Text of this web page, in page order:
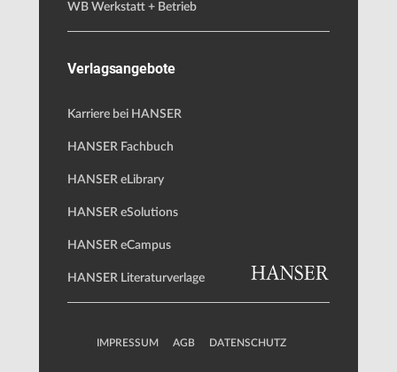
WB Werkstatt + Betrieb
Verlagsangebote
Karriere bei HANSER
HANSER Fachbuch
HANSER eLibrary
HANSER eSolutions
HANSER eCampus
HANSER Literaturverlage
IMPRESSUM AGB DATENSCHUTZ